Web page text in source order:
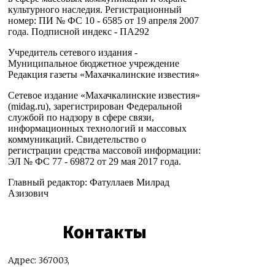
культурного наследия. Регистрационный
номер: ПИ № ФС 10 - 6585 от 19 апреля 2007
года. Подписной индекс - ПА292
Учредитель сетевого издания -
Муниципальное бюджетное учреждение
Редакция газеты «Махачкалинские известия»
Сетевое издание «Махачкалинские известия»
(midag.ru), зарегистрирован Федеральной
службой по надзору в сфере связи,
информационных технологий и массовых
коммуникаций. Свидетельство о
регистрации средства массовой информации:
ЭЛ № ФС 77 - 69872 от 29 мая 2017 года.
Главный редактор: Фатуллаев Милрад
Азизович
Контакты
Адрес: 367003,